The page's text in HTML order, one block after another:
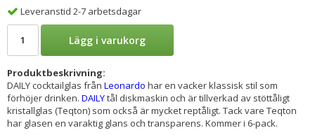
Leveranstid 2-7 arbetsdagar
Lägg i varukorg
Produktbeskrivning:
DAILY cocktailglas från Leonardo har en vacker klassisk stil som
förhöjer drinken. DAILYtål diskmaskin och är tillverkad av stöttåligt
kristallglas (Teqton) som också är mycket reptåligt. Tack vare Teqton
har glasen en varaktig glans och transparens. Kommer i 6-pack.